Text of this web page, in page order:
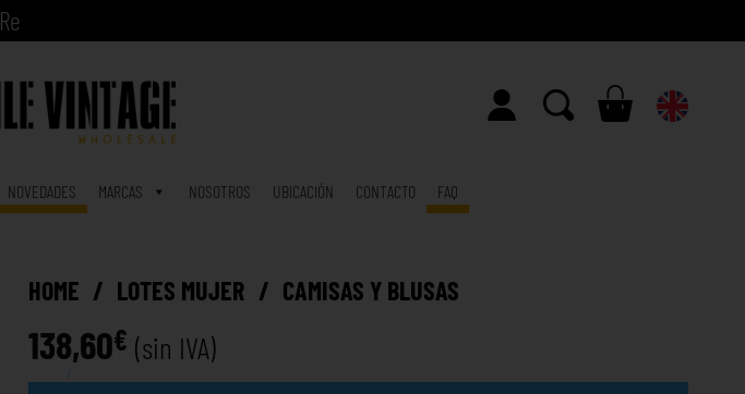
ho
NOVEDADES MARCAS NOSOTROS UBICACIÓN CONTACTO FAQ
HOME / LOTES MUJER / CAMISAS Y BLUSAS
138,60€ (sin IVA)